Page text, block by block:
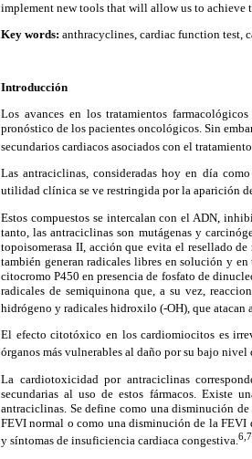
implement new tools that will allow us to achieve
Key words: anthracyclines, cardiac function test,
Introducción
Los avances en los tratamientos
pronóstico de los pacientes oncológicos. Sin
secundarios cardiacos asociados con el tratamiento.
Las antraciclinas, consideradas hoy en día
utilidad clínica se ve restringida por la aparición
Estos compuestos se intercalan con el ADN,
tanto, las antraciclinas son mutágenas y
topoisomerasa II, acción que evita el resellado
también generan radicales libres en solución y
citocromo P450 en presencia de fosfato de
radicales de semiquinona que, a su vez,
hidrógeno y radicales hidroxilo (-OH), que atacan
El efecto citotóxico en los cardiomiocitos es
órganos más vulnerables al daño por su bajo
La cardiotoxicidad por antraciclinas
secundarias al uso de estos fármacos. Existe
antraciclinas. Se define como una disminución
FEVI normal o como una disminución de la FEVI
y síntomas de insuficiencia cardiaca congestiva. 6,7